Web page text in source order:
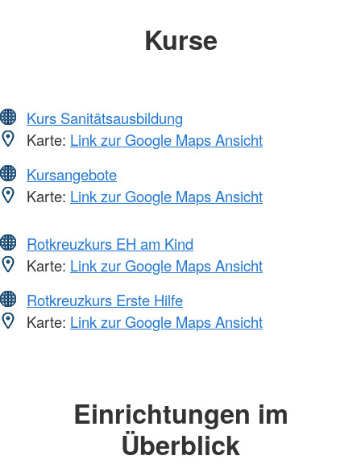
Kurse
Kurs Sanitätsausbildung
Karte: Link zur Google Maps Ansicht
Kursangebote
Karte: Link zur Google Maps Ansicht
Rotkreuzkurs EH am Kind
Karte: Link zur Google Maps Ansicht
Rotkreuzkurs Erste Hilfe
Karte: Link zur Google Maps Ansicht
Einrichtungen im
Überblick